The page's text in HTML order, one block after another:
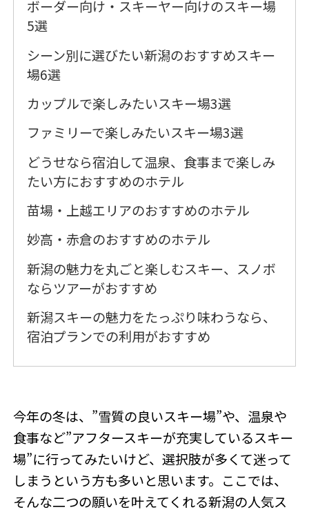
ボーダー向け・スキーヤー向けのスキー場
5選
シーン別に選びたい新潟のおすすめスキー
場6選
カップルで楽しみたいスキー場3選
ファミリーで楽しみたいスキー場3選
どうせなら宿泊して温泉、食事まで楽しみ
たい方におすすめのホテル
苗場・上越エリアのおすすめのホテル
妙高・赤倉のおすすめのホテル
新潟の魅力を丸ごと楽しむスキー、スノボ
ならツアーがおすすめ
新潟スキーの魅力をたっぷり味わうなら、
宿泊プランでの利用がおすすめ
今年の冬は、”雪質の良いスキー場”や、温泉や
食事など”アフタースキーが充実しているスキー
場”に行ってみたいけど、選択肢が多くて迷って
しまうという方も多いと思います。ここでは、
そんな二つの願いを叶えてくれる新潟の人気ス